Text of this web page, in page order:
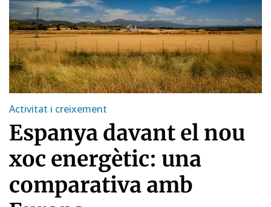
Activitat i creixement
Espanya davant el nou
xoc energètic: una
comparativa amb